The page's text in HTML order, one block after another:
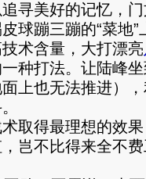
美好的记忆，门
球蹦三蹦的“菜地”
含量，大打漂亮
种打法。让陆峰
面上也无法推进）
得最理想的效果
岂不比得来全不